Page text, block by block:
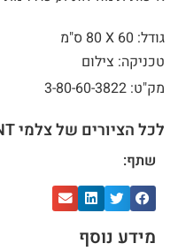
גודל: 60 X
80 ס"מ
טכניקה: צילום
מק"ט: 3-80-60-3822
לכל הציורים של צלמי ART2RENT לחצו כאן
שתף:
מידע נוסף